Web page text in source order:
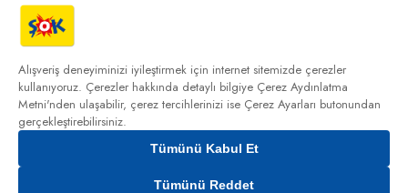
Alışveriş deneyiminizi iyileştirmek için internet sitemizde çerezler
kullanıyoruz. Çerezler hakkında detaylı bilgiye Çerez Aydınlatma
Metni'nden ulaşabilir, çerez tercihlerinizi ise Çerez Ayarları butonundan
gerçekleştirebilirsiniz.
Tümünü Kabul Et
Tümünü Reddet